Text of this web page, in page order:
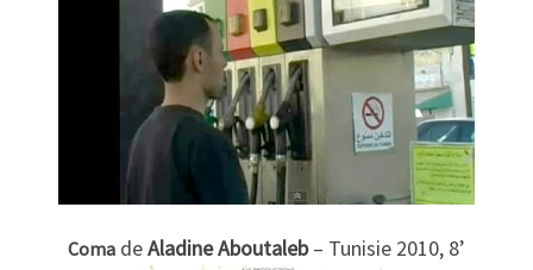
Coma deAladine Aboutaleb– Tunisie 2010, 8’